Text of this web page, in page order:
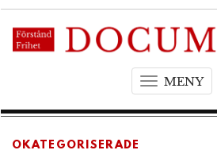
MENYT
g
OKATEGORISERADE